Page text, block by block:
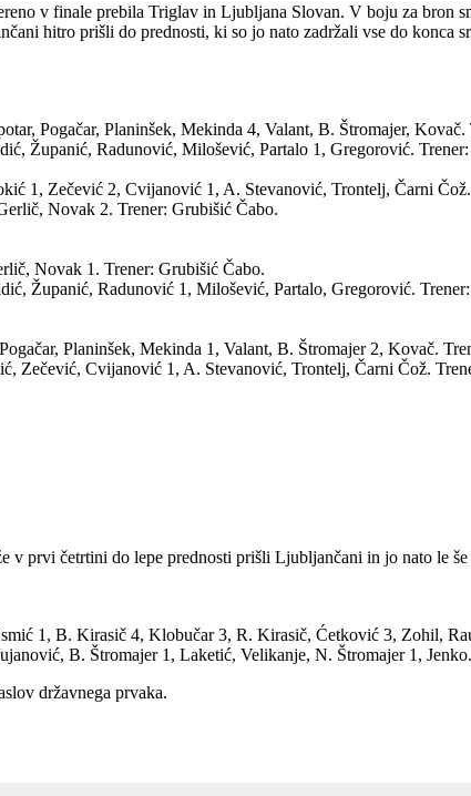
v finale prebila Triglav in Ljubljana Slovan. V boju za bron
hitro prišli do prednosti, ki so jo nato zadržali vse do konca
Pogačar, Planinšek, Mekinda 4, Valant, B. Štromajer, Kovač.
Županić, Radunović, Milošević, Partalo 1, Gregorović.
1, Zečević 2, Cvijanović 1, A. Stevanović, Trontelj, Čarni
Novak 2. Trener: Grubišić Čabo.
Novak 1. Trener: Grubišić Čabo.
Županić, Radunović 1, Milošević, Partalo, Gregorović.
Planinšek, Mekinda 1, Valant, B. Štromajer 2, Kovač.
Zečević, Cvijanović 1, A. Stevanović, Trontelj, Čarni Čož.
v prvi četrtini do lepe prednosti prišli Ljubljančani in jo nato le
1, B. Kirasič 4, Klobučar 3, R. Kirasič, Ćetković 3, Zohil,
B. Štromajer 1, Laketić, Velikanje, N. Štromajer 1,
državnega prvaka.